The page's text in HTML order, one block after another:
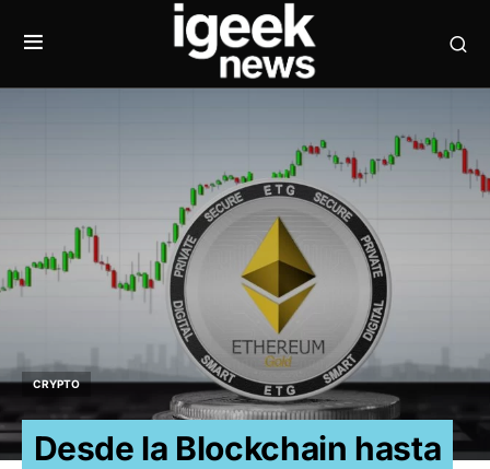
CRYPTO
Desde la Blockchain hasta